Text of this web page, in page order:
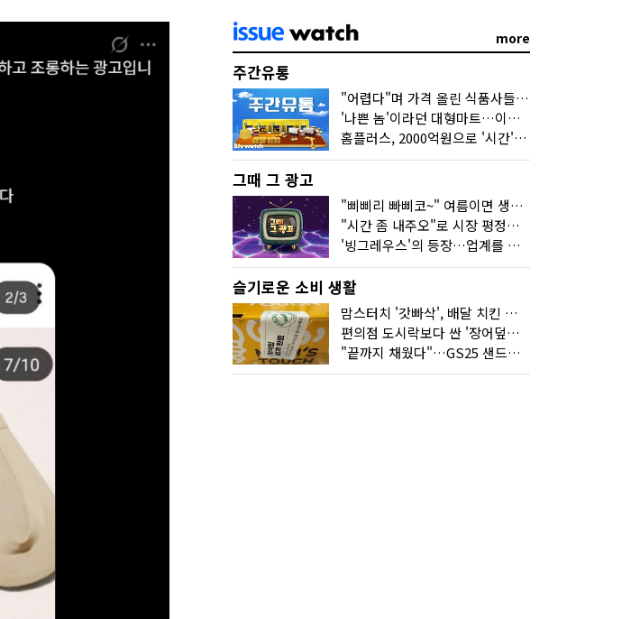
more
주간유통
"어렵다"며 가격 올린 식품사들…진짜 어려운 거 맞아?
'나쁜 놈'이라던 대형마트…이젠 '불쌍한 놈' 됐다
홈플러스, 2000억원으로 '시간'을 샀다
그때 그 광고
"삐삐리 빠삐코~" 여름이면 생각나는 그 노래
"시간 좀 내주오"로 시장 평정한 하이마트
'빙그레우스'의 등장…업계를 흔든 '세계관' 마케팅
슬기로운 소비 생활
맘스터치 '갓빠삭', 배달 치킨 선입견을 바꿨다
편의점 도시락보다 싼 '장어덮밥'…오뚜기가 해냈다
"끝까지 채웠다"…GS25 샌드위치의 달라진 '속'사정